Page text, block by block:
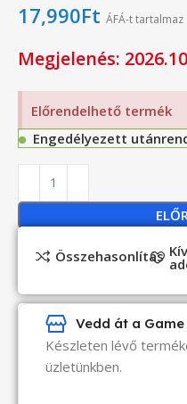
17,990Ft ÁFÁ-t tartalmaz
Megjelenés:
Előrendelhető termék
Engedélyezett
Összehasonlítás
Vedd át a
Készleten lévő
üzletünkben.